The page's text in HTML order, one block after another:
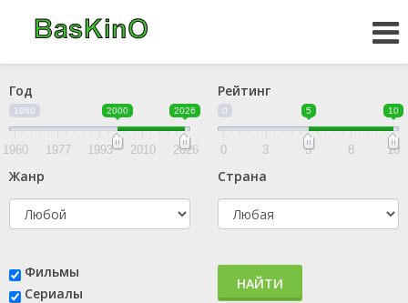
Год
1960 2000 2026
1960 1977 1993 2010 2026
Рейтинг
0 5 10
0 3 5 8 10
Жанр Страна
Фильмы
Сериалы
НАЙТИ